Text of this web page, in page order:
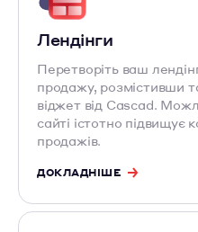
Лендінги
Перетворіть ваш
продажу, розмістивши
віджет від Cascad.
сайті істотно підвищує
продажів.
ДОКЛАДНІШЕ